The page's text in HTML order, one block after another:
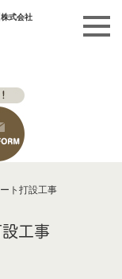
式会社
ト打設工事
工事